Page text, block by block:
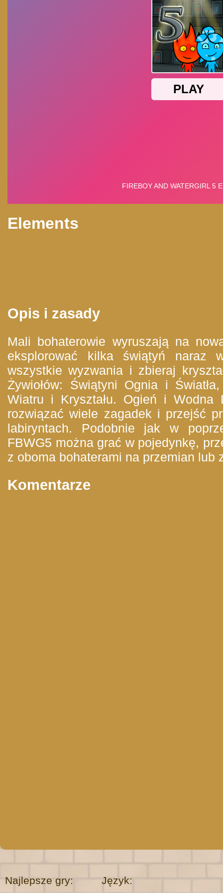
Elements
Opis i zasady
Mali bohaterowie wyruszają na
eksplorować kilka świątyń naraz
wszystkie wyzwania i zbieraj
Żywiołów: Świątyni Ognia i
Wiatru i Kryształu. Ogień i Wodna
rozwiązać wiele zagadek i przejść
labiryntach. Podobnie jak w
FBWG5 można grać w pojedynkę,
z oboma bohaterami na przemian lub
Komentarze
Najlepsze gry: Język: